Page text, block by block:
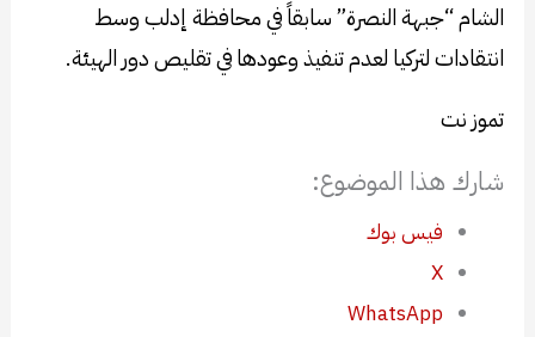
الشام “جبهة النصرة” سابقاً في محافظة إدلب وسط
انتقادات لتركيا لعدم تنفيذ وعودها في تقليص دور الهيئة.
تموز نت
شارك هذا الموضوع:
فيس بوك
X
WhatsApp